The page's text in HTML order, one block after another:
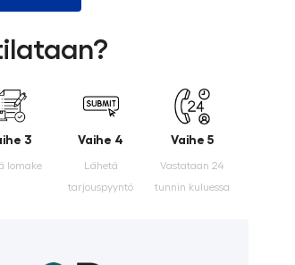
3
lomake
Vaihe 4
Lähetä
tarjouspyyntö
Vaihe 5
Vastataan 24
tunnin kuluessa